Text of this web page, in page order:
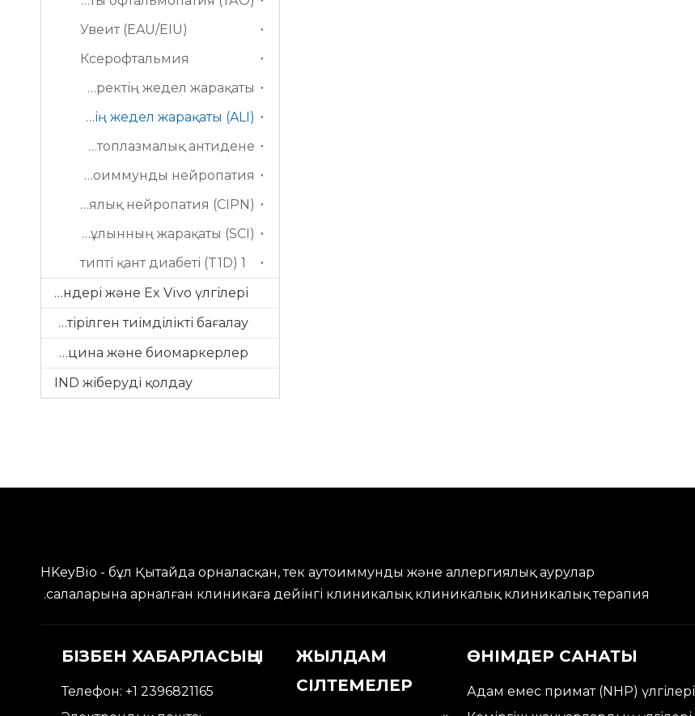
Увеит (EAU/EIU)
Ксерофтальмия
Бүйректің жедел жарақаты
Өкпенің жедел жарақаты (ALI)
Антинейтрофилді цитоплазмалық антидене
Аутоиммунды нейропатия
Химиотерапиядан туындаған перифериялық нейропатия (CIPN)
Жұлынның жарақаты (SCI)
1 типті қант диабеті (T1D)
Адам тіндері және Ex Vivo үлгілері
Біріктірілген тиімділікті бағалау
Трансляциялық медицина және биомаркерлер
IND жіберуді қолдау
HKeyBio - бұл Қытайда орналасқан, тек аутоиммунды және аллергиялық аурулар
салаларына арналған клиникаға дейінгі клиникалық клиникалық клиникалық терапия.
БІЗБЕН ХАБАРЛАСЫҢЫ
Телефон: +1 2396821165
ЖЫЛДАМ
СІЛТЕМЕЛЕР
ӨНІМДЕР САНАТЫ
Адам емес примат (NHP) үлгілері